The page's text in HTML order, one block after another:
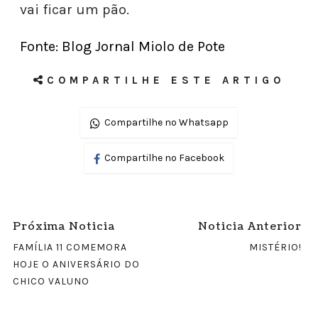
vai ficar um pão.
Fonte: Blog Jornal Miolo de Pote
COMPARTILHE ESTE ARTIGO
Compartilhe no Whatsapp
Compartilhe no Facebook
Próxima Noticia
FAMÍLIA 11 COMEMORA
HOJE O ANIVERSÁRIO DO
CHICO VALUNO
Noticia Anterior
MISTÉRIO!